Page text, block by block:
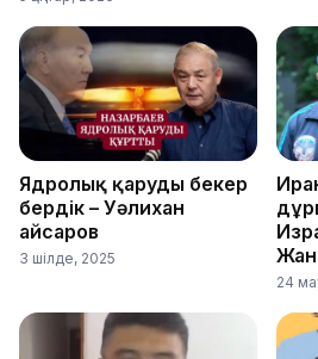
Ядролық қаруды бекер
бердік – Уәлихан
Қайсаров
3 шілде, 2025
24